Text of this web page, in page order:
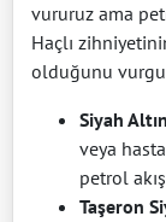
vururuz ama
Haçlı
olduğunu
Siyah
veya
petrol
Taşeron